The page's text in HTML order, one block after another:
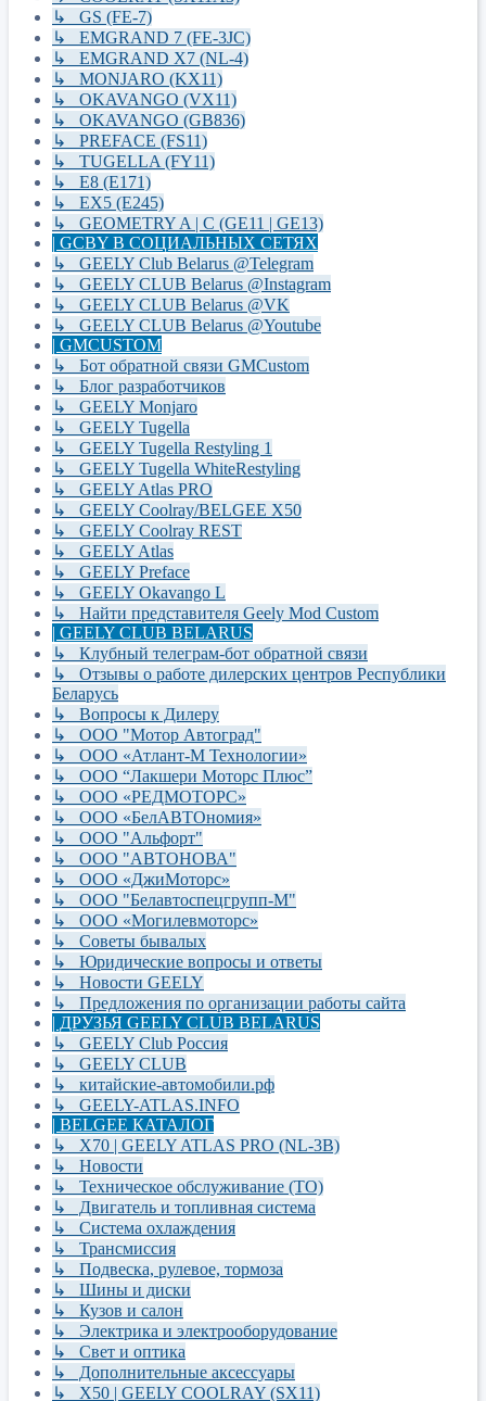
↳ GS (FE-7)
↳ EMGRAND 7 (FE-3JC)
↳ EMGRAND X7 (NL-4)
↳ MONJARO (KX11)
↳ OKAVANGO (VX11)
↳ OKAVANGO (GB836)
↳ PREFACE (FS11)
↳ TUGELLA (FY11)
↳ E8 (E171)
↳ EX5 (E245)
↳ GEOMETRY A | C (GE11 | GE13)
| GCBY В СОЦИАЛЬНЫХ СЕТЯХ
↳ GEELY Club Belarus @Telegram
↳ GEELY CLUB Belarus @Instagram
↳ GEELY CLUB Belarus @VK
↳ GEELY CLUB Belarus @Youtube
| GMCUSTOM
↳ Бот обратной связи GMCustom
↳ Блог разработчиков
↳ GEELY Monjaro
↳ GEELY Tugella
↳ GEELY Tugella Restyling 1
↳ GEELY Tugella WhiteRestyling
↳ GEELY Atlas PRO
↳ GEELY Coolray/BELGEE X50
↳ GEELY Coolray REST
↳ GEELY Atlas
↳ GEELY Preface
↳ GEELY Okavango L
↳ Найти представителя Geely Mod Custom
| GEELY CLUB BELARUS
↳ Клубный телеграм-бот обратной связи
↳ Отзывы о работе дилерских центров Республики
Беларусь
↳ Вопросы к Дилеру
↳ ООО "Мотор Автоград"
↳ ООО «Атлант-М Технологии»
↳ ООО “Лакшери Моторс Плюс”
↳ ООО «РЕДМОТОРС»
↳ ООО «БелАВТОномия»
↳ ООО "Альфорт"
↳ ООО "АВТОНОВА"
↳ ООО «ДжиМоторс»
↳ ООО "Белавтоспецгрупп-М"
↳ ООО «Могилевмоторс»
↳ Советы бывалых
↳ Юридические вопросы и ответы
↳ Новости GEELY
↳ Предложения по организации работы сайта
| ДРУЗЬЯ GEELY CLUB BELARUS
↳ GEELY Club Россия
↳ GEELY CLUB
↳ китайские-автомобили.рф
↳ GEELY-ATLAS.INFO
| BELGEE КАТАЛОГ
↳ X70 | GEELY ATLAS PRO (NL-3B)
↳ Новости
↳ Техническое обслуживание (ТО)
↳ Двигатель и топливная система
↳ Система охлаждения
↳ Трансмиссия
↳ Подвеска, рулевое, тормоза
↳ Шины и диски
↳ Кузов и салон
↳ Электрика и электрооборудование
↳ Свет и оптика
↳ Дополнительные аксессуары
↳ X50 | GEELY COOLRAY (SX11)